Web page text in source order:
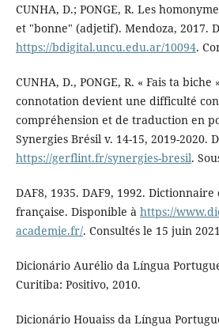
CUNHA, D.; PONGE, R. Les
et "bonne" (adjetif). Mendoza, 2017.
https://bdigital.uncu.edu.ar/10094.
CUNHA, D., PONGE, R. « Fais ta
connotation devient une difficulté
compréhension et de traduction en
Synergies Brésil v. 14-15, 2019-2020.
https://gerflint.fr/synergies-bresil.
DAF8, 1935. DAF9, 1992. Dictionnaire
française. Disponible à https://
academie.fr/. Consultés le 15 juin
Dicionário Aurélio da Língua
Curitiba: Positivo, 2010.
Dicionário Houaiss da Língua